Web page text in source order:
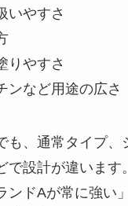
いやすさ
りやすさ
ンなど用途の広さ
も、通常タイプ、
で設計が違います。
ンドAが常に強い